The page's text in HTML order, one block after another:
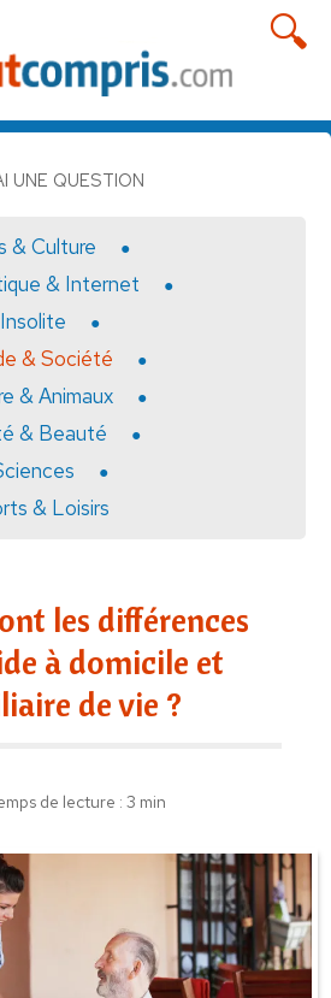
UNE QUESTION
& Culture
& Internet
Insolite
& Société
& Animaux
& Beauté
& Loisirs
les différences
à domicile et
de vie ?
de lecture : 3 min